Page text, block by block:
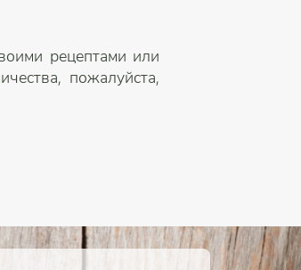
рецептами или
пожалуйста,